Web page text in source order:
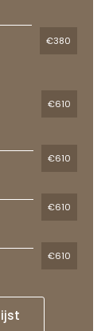
€380
€610
€610
€610
€610